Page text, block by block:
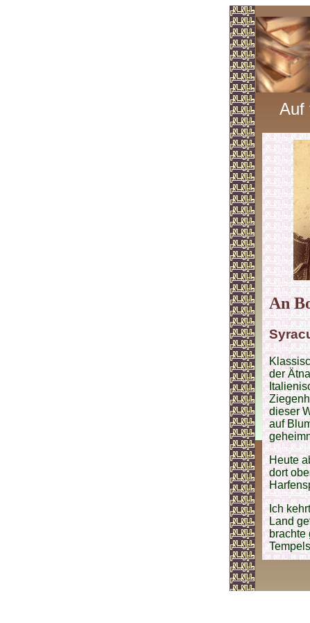
Auf
An
der
dieser
auf
Heute
dort
Ich
Land
brachte